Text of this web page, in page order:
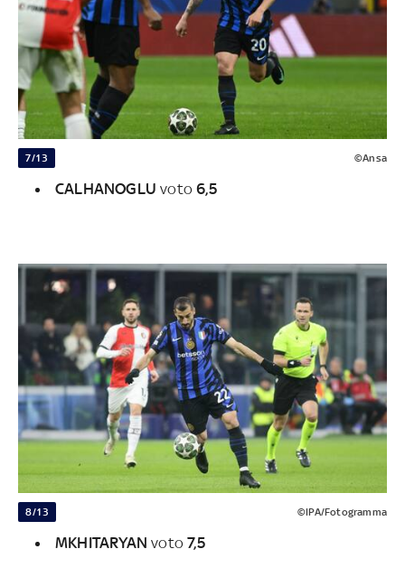
7/13 ©Ansa
CALHANOGLUvoto6,5
8/13 ©IPA/Fotogramma
MKHITARYANvoto7,5